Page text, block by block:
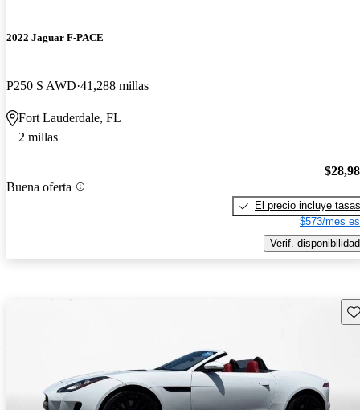
2022 Jaguar F-PACE
P250 S AWD 41,288 millas
Fort Lauderdale, FL
2 millas
Buena oferta
El precio incluye tasas
$573/mes
Verif. disponibilidad